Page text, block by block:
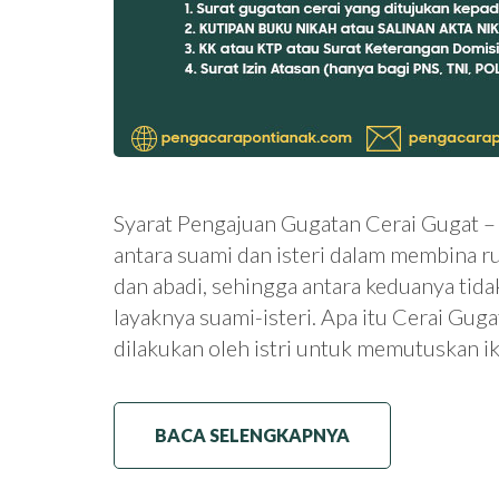
Syarat Pengajuan Gugatan Cerai Gugat
antara suami dan isteri dalam membina
dan abadi, sehingga antara keduanya
layaknya suami-isteri. Apa itu Cerai
dilakukan oleh istri untuk memutuskan
BACA SELENGKAPNYA